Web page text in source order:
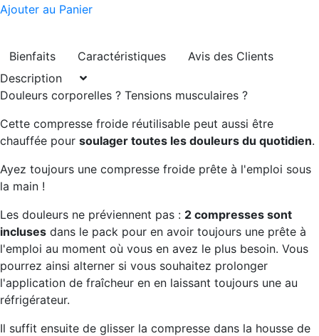
Ajouter au Panier
Bienfaits Caractéristiques
Avis des Clients
Description
Douleurs corporelles ? Tensions musculaires ?
Cette compresse froide réutilisable peut aussi être
chauffée pour soulager toutes les douleurs du quotidien.
Ayez toujours une compresse froide prête à l'emploi sous
la main !
Les douleurs ne préviennent pas : 2 compresses sont
incluses dans le pack pour en avoir toujours une prête à
l'emploi au moment où vous en avez le plus besoin. Vous
pourrez ainsi alterner si vous souhaitez prolonger
l'application de fraîcheur en en laissant toujours une au
réfrigérateur.
Il suffit ensuite de glisser la compresse dans la housse de